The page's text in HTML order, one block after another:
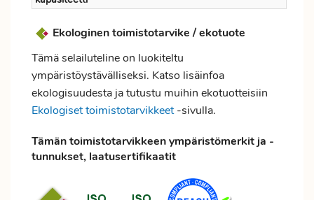
Ekologinen toimistotarvike / ekotuote
Tämä selailuteline on luokiteltu
ympäristöystävälliseksi. Katso lisäinfoa
ekologisuudesta ja tutustu muihin ekotuotteisiin
Ekologiset toimistotarvikkeet-sivulla.
Tämän toimistotarvikkeen ympäristömerkit ja -
tunnukset, laatusertifikaatit